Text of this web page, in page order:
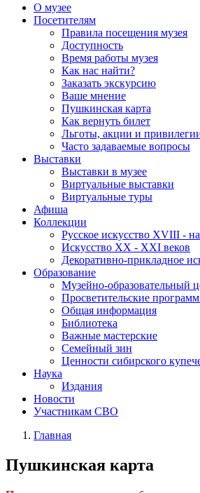
О музее
Посетителям
Правила посещения музея
Доступность
Время работы музея
Как нас найти?
Заказать экскурсию
Ваше мнение
Пушкинская карта
Как вернуть билет
Льготы, акции и
Часто задаваемые вопросы
Выставки
Выставки в музее
Виртуальные выставки
Виртуальные туры
Афиша
Коллекции
Русское искусство ХVIII -
Искусство ХХ - ХХI веков
Декоративно-прикладное
Образование
Музейно-образовательный
Просветительские
Общая информация
Библиотека
Важные мастерские
Семейный зин
Ценности сибирского
Наука
Издания
Новости
Участникам СВО
Главная
Пушкинская карта